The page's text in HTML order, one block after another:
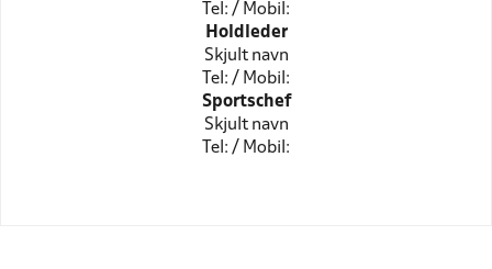
Tel: / Mobil:
Holdleder
Skjult navn
Tel: / Mobil:
Sportschef
Skjult navn
Tel: / Mobil: